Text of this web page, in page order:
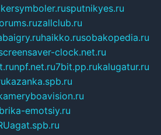
sputnikyes.ru
zallclub.ru
haikko.rusobakopedia.ru
clock.net.ru
npf.net.ru7bit.pp.rukalugatur.ru
kazanka.spb.ru
emotsiy.ru
agat.spb.ru